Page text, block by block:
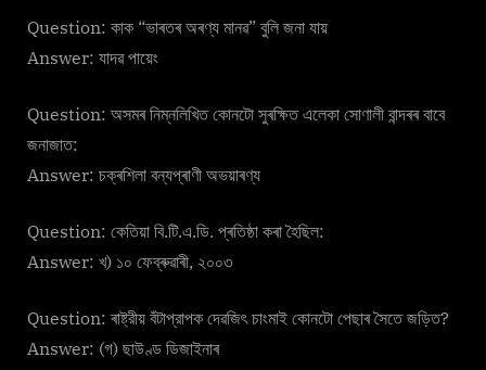
Question: কাক “ভাৰতৰ অৰণ্য মানৱ” বুলি জনা যায়
Answer: যাদৱ পায়েং
Question: অসমৰ নিম্নলিখিত কোনটো সুৰক্ষিত এলেকা সোণালী বান্দৰৰ বাবে
জনাজাত:
Answer: চক্ৰশিলা বন্যপ্ৰাণী অভয়াৰণ্য
Question: কেতিয়া বি.টি.এ.ডি. প্ৰতিষ্ঠা কৰা হৈছিল:
Answer: খ) ১০ ফেব্ৰুৱাৰী, ২০০৩
Question: ৰাষ্ট্রীয় বঁটাপ্রাপক দেৱজিৎ চাংমাই কোনটো পেছাৰ সৈতে জড়িত?
Answer: (গ) ছাউণ্ড ডিজাইনাৰ